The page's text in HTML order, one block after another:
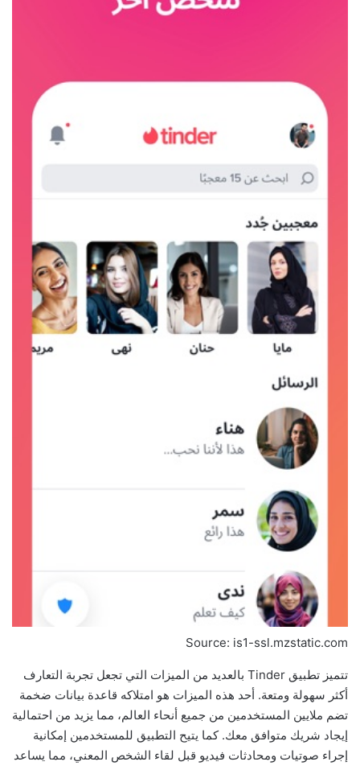
Source: is1-ssl.mzstatic.com
تتميز تطبيق Tinder بالعديد من الميزات التي تجعل تجربة التعارف
أكثر سهولة ومتعة. أحد هذه الميزات هو امتلاكه قاعدة بيانات ضخمة
تضم ملايين المستخدمين من جميع أنحاء العالم، مما يزيد من احتمالية
إيجاد شريك متوافق معك. كما يتيح التطبيق للمستخدمين إمكانية
إجراء صوتيات ومحادثات فيديو قبل لقاء الشخص المعني، مما يساعد